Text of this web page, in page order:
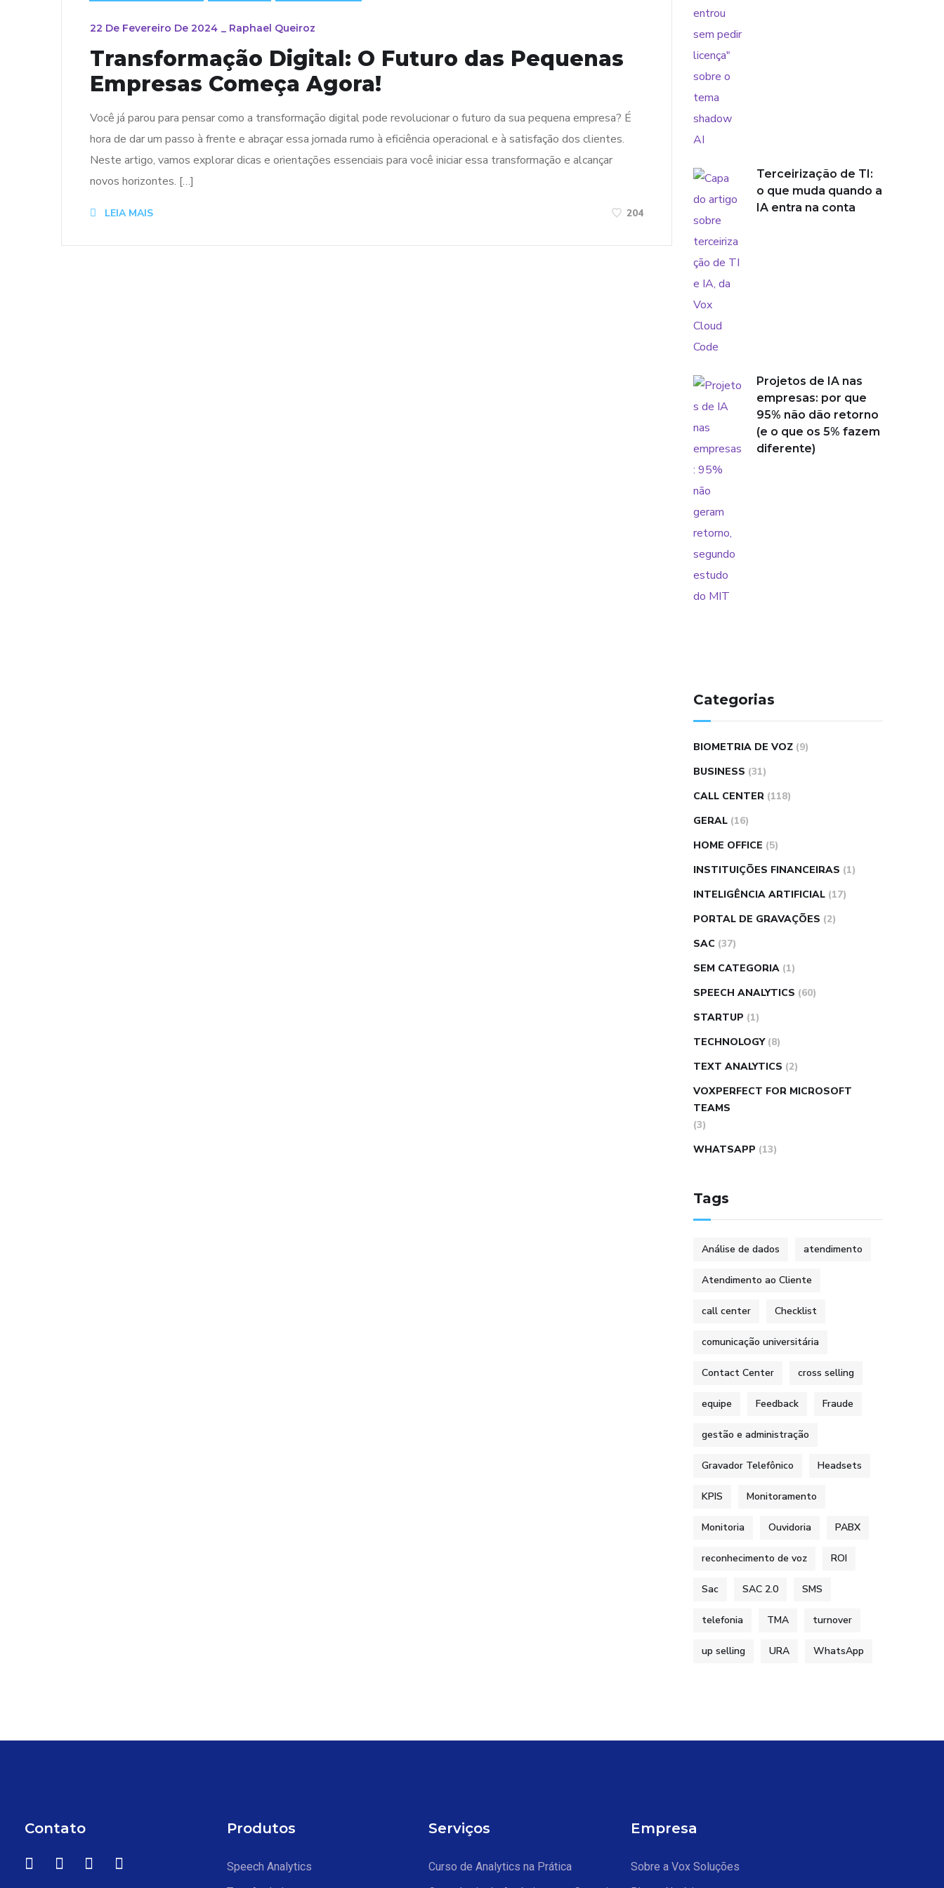
22 De Fevereiro De 2024 _ Raphael Queiroz
Transformação Digital: O Futuro das Pequenas
Empresas Começa Agora!
Você já parou para pensar como a transformação digital pode revolucionar o futuro da sua pequena empresa? É
hora de dar um passo à frente e abraçar essa jornada rumo à eficiência operacional e à satisfação dos clientes.
Neste artigo, vamos explorar dicas e orientações essenciais para você iniciar essa transformação e alcançar
novos horizontes. […]
LEIA MAIS 204
Terceirização de TI:
o que muda quando a
IA entra na conta
Projetos de IA nas
empresas: por que
95% não dão retorno
(e o que os 5% fazem
diferente)
Categorias
BIOMETRIA DE VOZ (9)
BUSINESS (31)
CALL CENTER (118)
GERAL (16)
HOME OFFICE (5)
INSTITUIÇÕES FINANCEIRAS (1)
INTELIGÊNCIA ARTIFICIAL (17)
PORTAL DE GRAVAÇÕES (2)
SAC (37)
SEM CATEGORIA (1)
SPEECH ANALYTICS (60)
STARTUP (1)
TECHNOLOGY (8)
TEXT ANALYTICS (2)
VOXPERFECT FOR MICROSOFT
TEAMS
(3)
WHATSAPP (13)
Tags
Análise de dados atendimento
Atendimento ao Cliente
call center Checklist
comunicação universitária
Contact Center cross selling
equipe Feedback Fraude
gestão e administração
Gravador Telefônico Headsets
KPIS Monitoramento
Monitoria Ouvidoria PABX
reconhecimento de voz ROI
Sac SAC 2.0 SMS
telefonia TMA turnover
up selling URA WhatsApp
Contato Produtos
Speech Analytics
Serviços
Curso de Analytics na Prática
Empresa
Sobre a Vox Soluções